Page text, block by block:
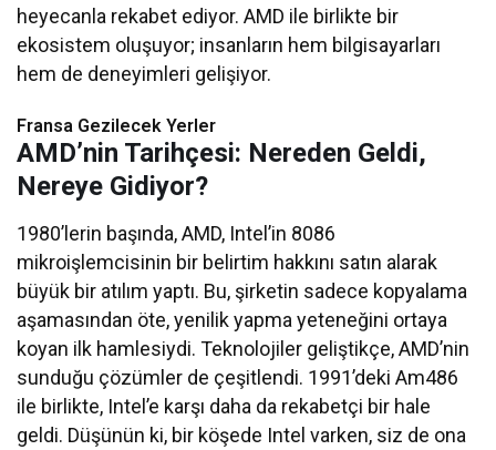
heyecanla rekabet ediyor. AMD ile birlikte bir
ekosistem oluşuyor; insanların hem bilgisayarları
hem de deneyimleri gelişiyor.
Fransa Gezilecek Yerler
AMD’nin Tarihçesi: Nereden Geldi,
Nereye Gidiyor?
1980’lerin başında, AMD, Intel’in 8086
mikroişlemcisinin bir belirtim hakkını satın alarak
büyük bir atılım yaptı. Bu, şirketin sadece kopyalama
aşamasından öte, yenilik yapma yeteneğini ortaya
koyan ilk hamlesiydi. Teknolojiler geliştikçe, AMD’nin
sunduğu çözümler de çeşitlendi. 1991’deki Am486
ile birlikte, Intel’e karşı daha da rekabetçi bir hale
geldi. Düşünün ki, bir köşede Intel varken, siz de ona